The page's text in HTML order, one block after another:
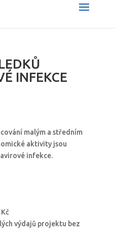
INFEKCE
malým a středním
aktivity jsou
infekce.
výdajů projektu bez